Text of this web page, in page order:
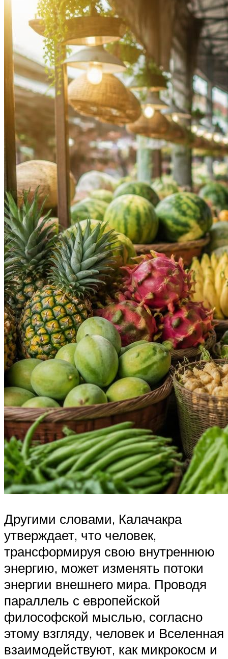
Другими словами, Калачакра
утверждает, что человек,
трансформируя свою внутреннюю
энергию, может изменять потоки
энергии внешнего мира. Проводя
параллель с европейской
философской мыслью, согласно
этому взгляду, человек и Вселенная
взаимодействуют, как микрокосм и